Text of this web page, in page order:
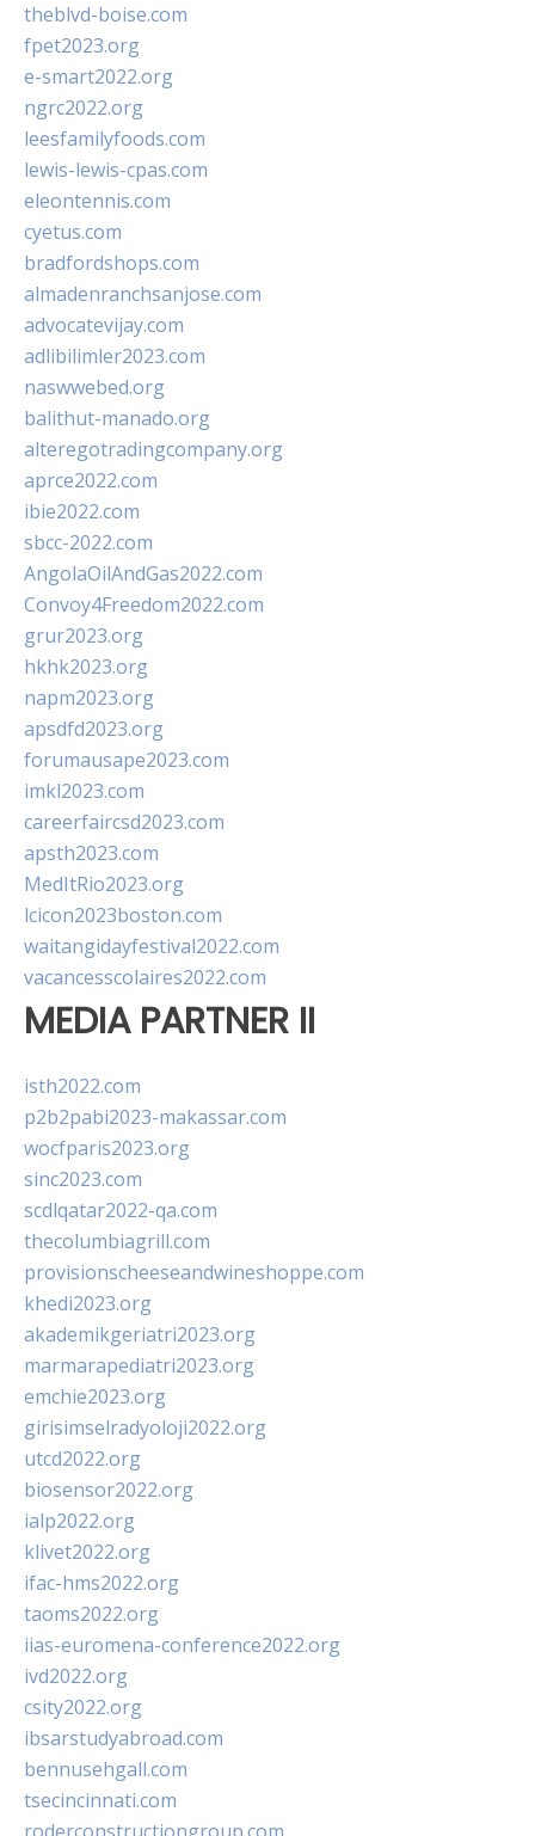
theblvd-boise.com
fpet2023.org
e-smart2022.org
ngrc2022.org
leesfamilyfoods.com
lewis-lewis-cpas.com
eleontennis.com
cyetus.com
bradfordshops.com
almadenranchsanjose.com
advocatevijay.com
adlibilimler2023.com
naswwebed.org
balithut-manado.org
alteregotradingcompany.org
aprce2022.com
ibie2022.com
sbcc-2022.com
AngolaOilAndGas2022.com
Convoy4Freedom2022.com
grur2023.org
hkhk2023.org
napm2023.org
apsdfd2023.org
forumausape2023.com
imkl2023.com
careerfaircsd2023.com
apsth2023.com
MedItRio2023.org
lcicon2023boston.com
waitangidayfestival2022.com
vacancesscolaires2022.com
MEDIA PARTNER II
isth2022.com
p2b2pabi2023-makassar.com
wocfparis2023.org
sinc2023.com
scdlqatar2022-qa.com
thecolumbiagrill.com
provisionscheeseandwineshoppe.com
khedi2023.org
akademikgeriatri2023.org
marmarapediatri2023.org
emchie2023.org
girisimselradyoloji2022.org
utcd2022.org
biosensor2022.org
ialp2022.org
klivet2022.org
ifac-hms2022.org
taoms2022.org
iias-euromena-conference2022.org
ivd2022.org
csity2022.org
ibsarstudyabroad.com
bennusehgall.com
tsecincinnati.com